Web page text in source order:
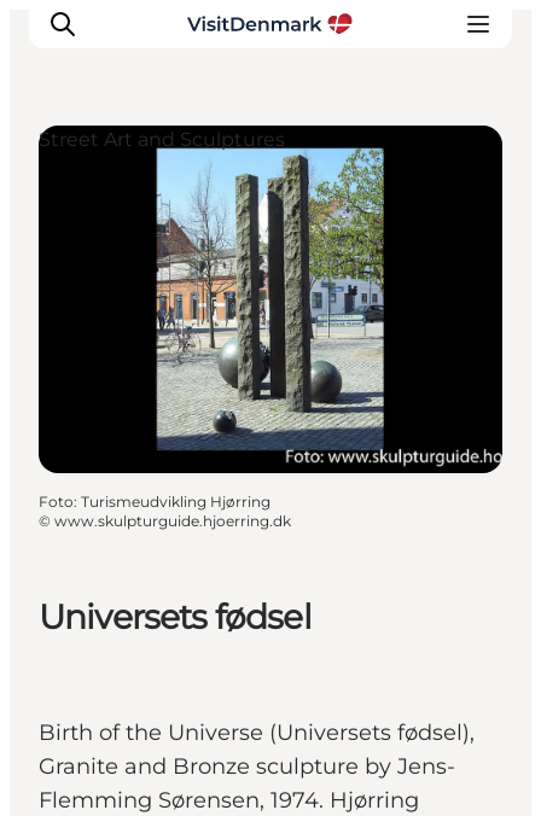
Inspiratie
Bestemmingen
Wat te doen
Accommodaties
Plan je reis
Universets fødsel
Birth of the Universe (Universets fødsel),
Granite and Bronze sculpture by Jens-
Flemming Sørensen, 1974. Hjørring
Street Art and Sculptures
Foto: Turismeudvikling Hjørring
© www.skulpturguide.hjoerring.dk